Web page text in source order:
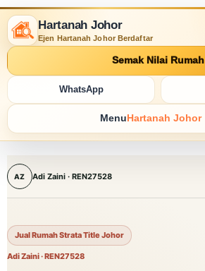
Hartanah Johor
Ejen Hartanah Johor Berdaftar
Semak Nilai Rumah
WhatsApp
Menu Hartanah Johor
AZ Adi Zaini · REN27528
Jual Rumah Strata Title Johor
Adi Zaini · REN27528